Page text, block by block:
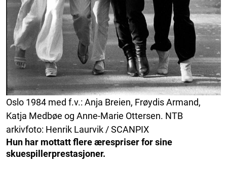
Oslo 1984 med f.v.: Anja Breien, Frøydis Armand,
Katja Medbøe og Anne-Marie Ottersen. NTB
arkivfoto: Henrik Laurvik / SCANPIX
Hun har mottatt flere ærespriser for sine
skuespillerprestasjoner.